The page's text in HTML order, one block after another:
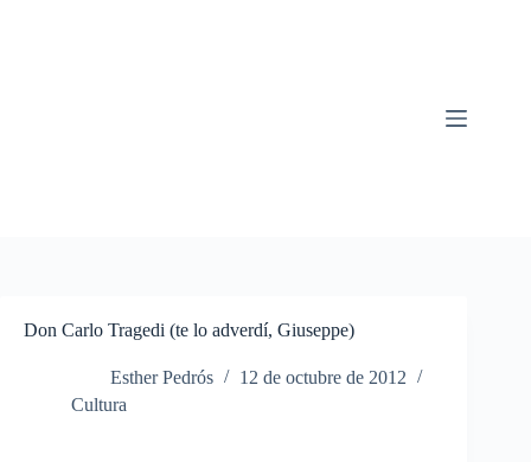
Don Carlo Tragedi (te lo adverdí, Giuseppe)
Esther Pedrós
12 de octubre de 2012
Cultura